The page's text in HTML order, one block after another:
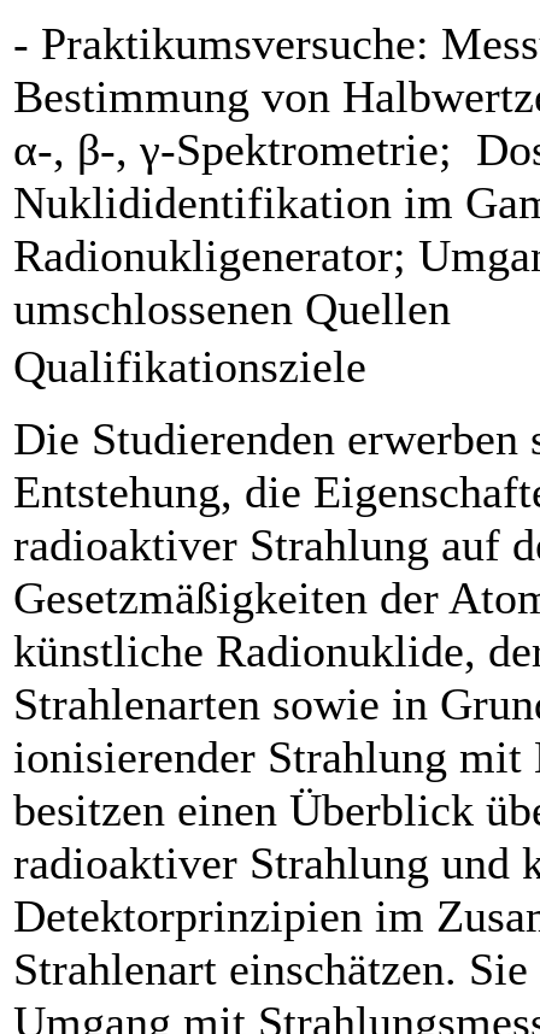
- Praktikumsversuche:
Bestimmung von
α-, β-, γ-Spektrometrie;
Nuklididentifikation im
Radionukligenerator;
umschlossenen Quellen
Qualifikationsziele
Die Studierenden
Entstehung, die
radioaktiver Strahlung auf
Gesetzmäßigkeiten der
künstliche Radionuklide,
Strahlenarten sowie in
ionisierender Strahlung
besitzen einen Überblick
radioaktiver Strahlung und
Detektorprinzipien im
Strahlenart einschätzen.
Umgang mit